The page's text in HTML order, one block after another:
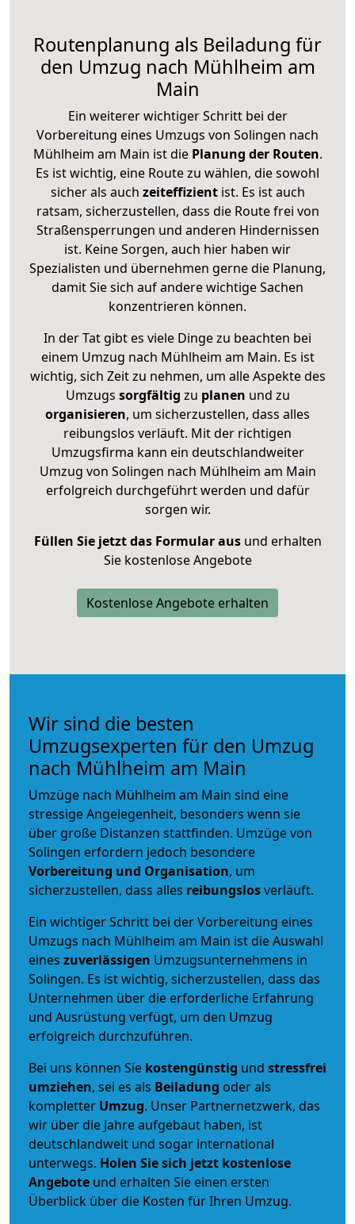
Routenplanung als Beiladung für
den Umzug nach Mühlheim am
Main
Ein weiterer wichtiger Schritt bei der
Vorbereitung eines Umzugs von Solingen nach
Mühlheim am Main ist diePlanung der Routen.
Es ist wichtig, eine Route zu wählen, die sowohl
sicher als auch zeiteffizientist. Es ist auch
ratsam, sicherzustellen, dass die Route frei von
Straßensperrungen und anderen Hindernissen
ist. Keine Sorgen, auch hier haben wir
Spezialisten und übernehmen gerne die Planung,
damit Sie sich auf andere wichtige Sachen
konzentrieren können.
In der Tat gibt es viele Dinge zu beachten bei
einem Umzug nach Mühlheim am Main. Es ist
wichtig, sich Zeit zu nehmen, um alle Aspekte des
Umzugs sorgfältig zu planen und zu
organisieren, um sicherzustellen, dass alles
reibungslos verläuft. Mit der richtigen
Umzugsfirma kann ein deutschlandweiter
Umzug von Solingen nach Mühlheim am Main
erfolgreich durchgeführt werden und dafür
sorgen wir.
Füllen Sie jetzt das Formular ausund erhalten
Sie kostenlose Angebote
Kostenlose Angebote erhalten
Wir sind die besten
Umzugsexperten für den Umzug
nach Mühlheim am Main
Umzüge nach Mühlheim am Main sind eine
stressige Angelegenheit, besonders wenn sie
über große Distanzen stattfinden. Umzüge von
Solingen erfordern jedoch besondere
Vorbereitung und Organisation, um
sicherzustellen, dass alles reibungslosverläuft.
Ein wichtiger Schritt bei der Vorbereitung eines
Umzugs nach Mühlheim am Main ist die Auswahl
eines zuverlässigen Umzugsunternehmens in
Solingen. Es ist wichtig, sicherzustellen, dass das
Unternehmen über die erforderliche Erfahrung
und Ausrüstung verfügt, um den Umzug
erfolgreich durchzuführen.
Bei uns können Sie kostengünstig und stressfrei
umziehen, sei es als Beiladung oder als
kompletter Umzug. Unser Partnernetzwerk, das
wir über die Jahre aufgebaut haben, ist
deutschlandweit und sogar international
unterwegs. Holen Sie sich jetzt kostenlose
Angebote und erhalten Sie einen ersten
Überblick über die Kosten für Ihren Umzug.